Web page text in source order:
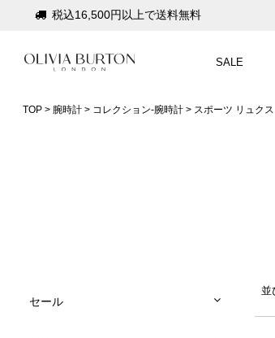
税込16,500円以上で送料無料
入って安心！時計保証プラス
SALE
TOP 腕時計 コレクション-腕時計 スポーツ リュクス
セール
並